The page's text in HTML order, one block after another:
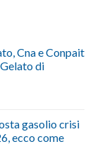
Cna e Conpait
di
gasolio crisi
ecco come